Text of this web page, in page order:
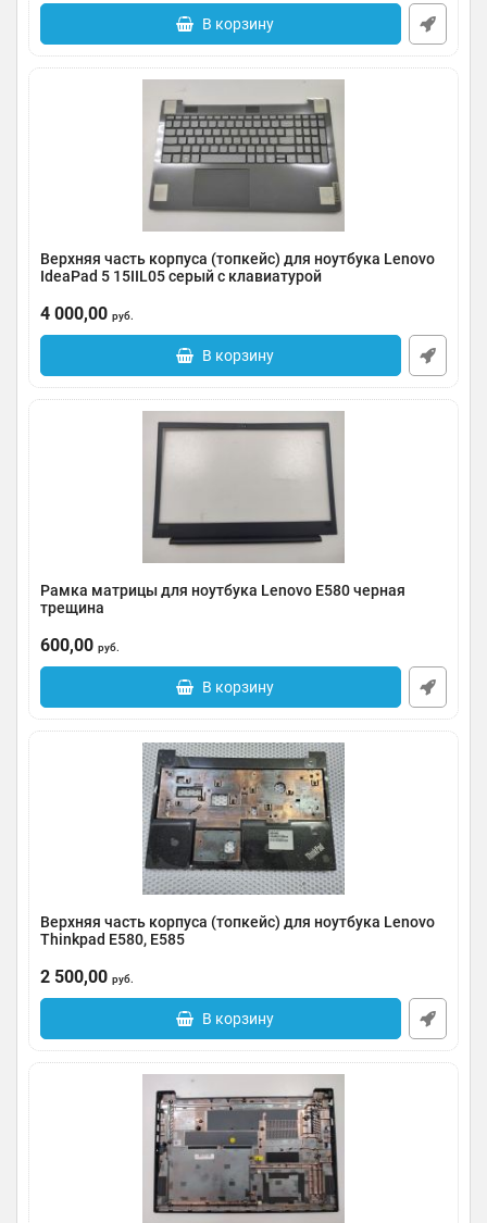
В корзину
Верхняя часть корпуса (топкейс) для ноутбука Lenovo
IdeaPad 5 15IIL05 серый с клавиатурой
4 000,00 руб.
В корзину
Рамка матрицы для ноутбука Lenovo E580 черная
трещина
600,00 руб.
В корзину
Верхняя часть корпуса (топкейс) для ноутбука Lenovo
Thinkpad E580, E585
2 500,00 руб.
В корзину